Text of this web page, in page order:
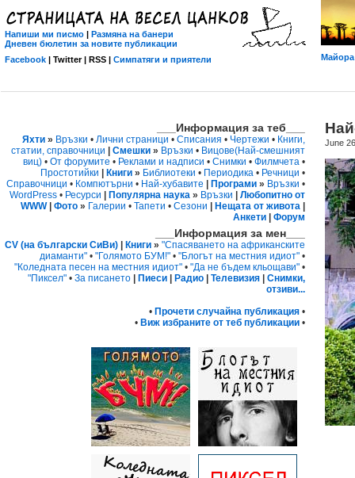
Напиши ми писмо | Размяна на банери
Дневен бюлетин за новите публикации
Facebook | Twitter | RSS | Симпатяги и приятели Майора
June
___Информация за теб___
Яхти » Връзки • Лични страници • Списания • Чертежи • Книги,
статии, справочници
Смешки » Връзки • Вицове(Най-смешният
виц) • От форумите • Реклами и надписи • Снимки • Филмчета •
Простотийки
Книги » Библиотеки • Периодика • Речници •
Справочници • Компютърни • Най-хубавите Програми » Връзки •
WordPress • Ресурси Популярна наука » Връзки
Любопитно от
WWW| Фото » Галерии • Тапети • Сезони Нещата от живота
Анкети
Форум
___Информация за мен___
CV (на български СиВи) Книги » "Спасяването на африканските
диаманти" • "Голямото БУМ!" • "Блогът на местния идиот" •
"Коледната песен на местния идиот" • "Да не бъдем кльощави" •
"Пиксел" • За писането Пиеси Радио Телевизия
Снимки,
отзиви...
• Прочети случайна публикация •
• Виж избраните от теб публикации •